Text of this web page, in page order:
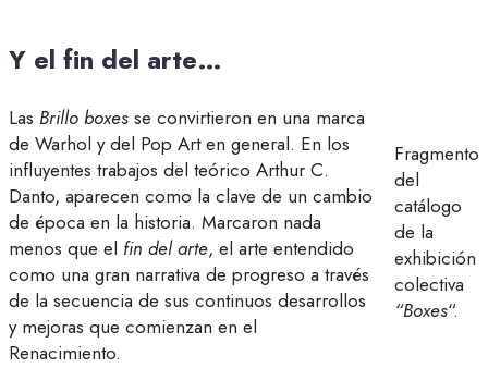
Y el fin del arte…
Fragmento
del
catálogo
de la
exhibición
colectiva
“Boxes“.
Las Brillo boxes se convirtieron en una marca
de Warhol y del Pop Art en general. En los
influyentes trabajos del teórico Arthur C.
Danto, aparecen como la clave de un cambio
de época en la historia. Marcaron nada
menos que el fin del arte, el arte entendido
como una gran narrativa de progreso a través
de la secuencia de sus continuos desarrollos
y mejoras que comienzan en el
Renacimiento.